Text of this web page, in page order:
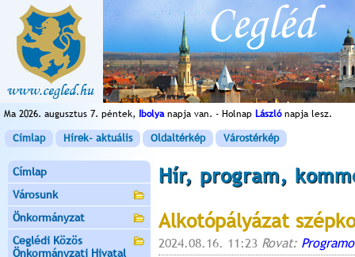
Ma 2026. augusztus 7. péntek, Ibolyanapja van. - Holnap Lászlónapja lesz.
Címlap Hírek- aktuális Oldaltérkép Várostérkép
Címlap
Városunk
Önkormányzat
Ceglédi Közös
Önkormányzati Hivatal
Hír, program,
Alkotópályázat
2024.08.16. 11:23 Rovat: